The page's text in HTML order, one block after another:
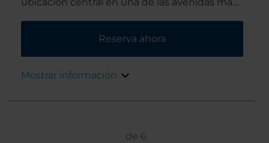
ubicación central en una de las avenidas más
se encuentran 3 famosos museos de arte. El
hermoso edificio de la década de 1920 fue
Otero.
Reserva ahora
Mostrar información
de 6